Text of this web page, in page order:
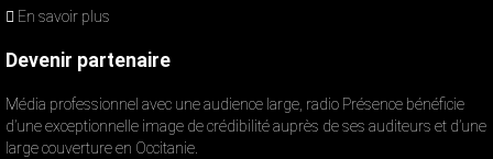
En savoir plus
Devenir partenaire
Média professionnel avec une audience large, radio Présence bénéficie
d’une exceptionnelle image de crédibilité auprès de ses auditeurs et d’une
large couverture en Occitanie.